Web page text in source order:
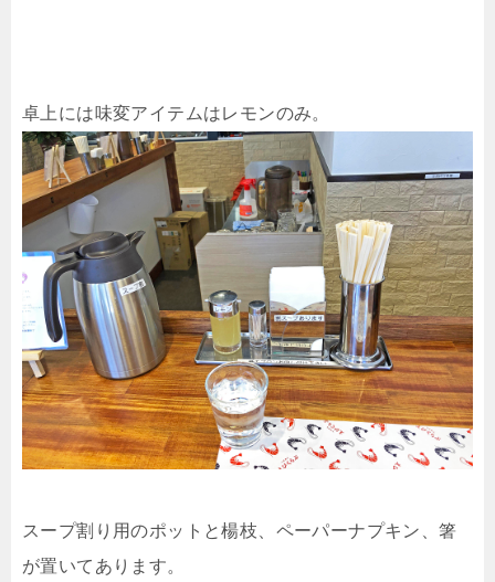
卓上には味変アイテムはレモンのみ。
スープ割り用のポットと楊枝、ペーパーナプキン、箸
が置いてあります。